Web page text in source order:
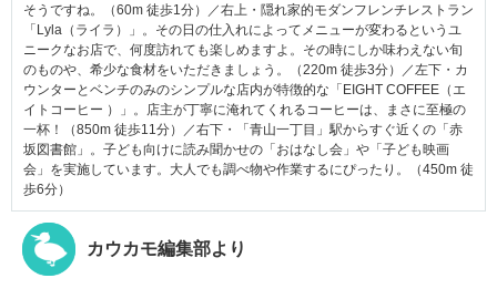
そうですね。（60m 徒歩1分）／右上・隠れ家的モダンフレンチレストラン
「Lyla（ライラ）」。その日の仕入れによってメニューが変わるというユ
ニークなお店で、何度訪れても楽しめますよ。その時にしか味わえない旬
のものや、希少な食材をいただきましょう。（220m 徒歩3分）／左下・カ
ウンターとベンチのみのシンプルな店内が特徴的な「EIGHT COFFEE（エ
イトコーヒー ）」。店主が丁寧に淹れてくれるコーヒーは、まさに至極の
一杯！（850m 徒歩11分）／右下・「青山一丁目」駅からすぐ近くの「赤
坂図書館」。子ども向けに読み聞かせの「おはなし会」や「子ども映画
会」を実施しています。大人でも調べ物や作業するにぴったり。（450m 徒
歩6分）
カウカモ編集部より